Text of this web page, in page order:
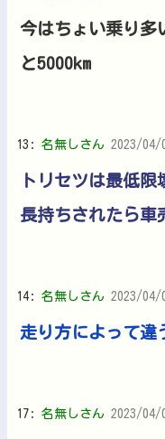
今はちょい乗り多
と5000km
13: 名無しさん 2023/04/
トリセツは最低
長持ちされたら車
14: 名無しさん 2023/
走り方によって違
17: 名無しさん 2023/